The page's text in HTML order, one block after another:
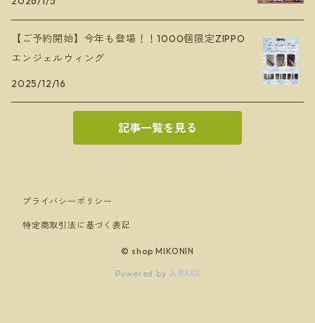
【ご予約開始】今年も登場！！1000個限定ZIPPO
エンジェルウィング
2025/12/16
記事一覧を見る
プライバシーポリシー
特定商取引法に基づく表記
© shop MIKONIN
Powered by